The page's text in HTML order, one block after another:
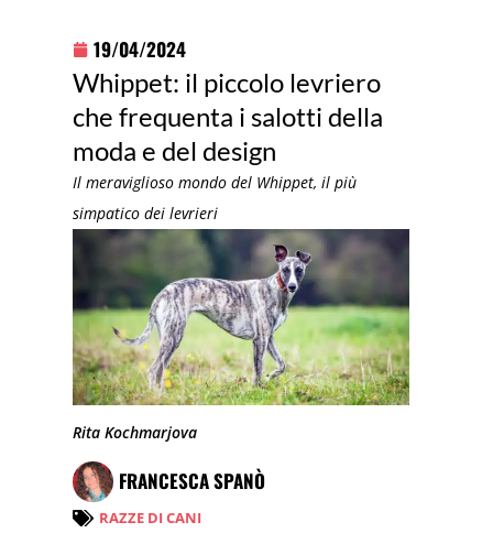
19/04/2024
Whippet: il piccolo levriero
che frequenta i salotti della
moda e del design
Il meraviglioso mondo del Whippet, il più
simpatico dei levrieri
Rita Kochmarjova
FRANCESCA SPANÒ
RAZZE DI CANI